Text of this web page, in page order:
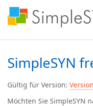
SimpleSYN
Gültig für Version:
Möchten Sie SimpleSYN